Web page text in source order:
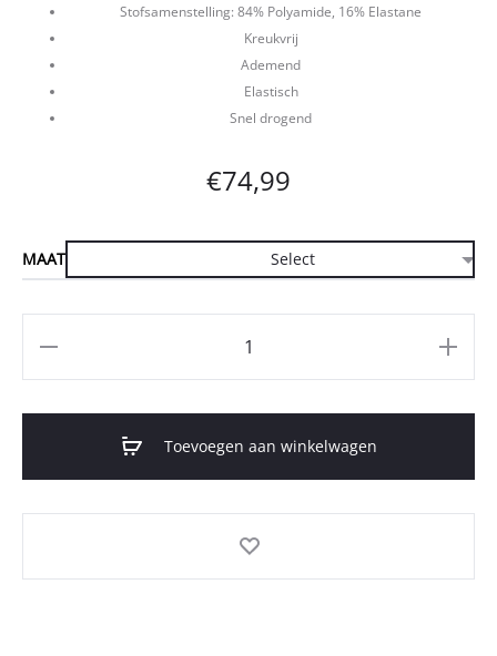
Stofsamenstelling: 84% Polyamide, 16% Elastane
Kreukvrij
Ademend
Elastisch
Snel drogend
€74,99
MAAT
Toevoegen aan winkelwagen